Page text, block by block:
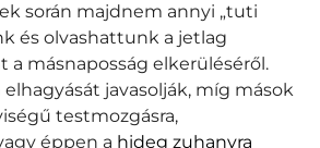
során majdnem annyi „tuti
és olvashattunk a jetlag
a másnaposság elkerüléséről.
javasolják, míg mások
testmozgásra,
éppen a hideg zuhanyra